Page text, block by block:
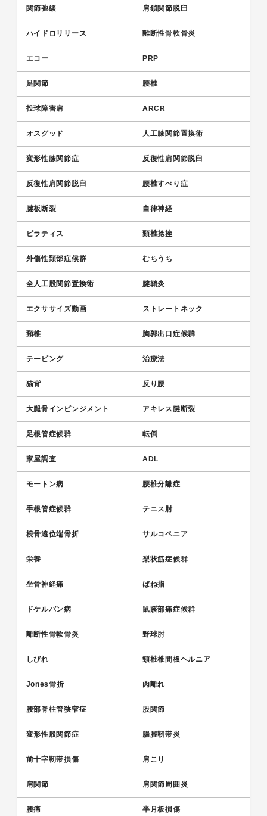
関節弛緩 肩鎖関節脱臼
ハイドロリリース 離断性骨軟骨炎
エコー PRP
足関節 腰椎
投球障害肩 ARCR
オスグッド 人工膝関節置換術
変形性膝関節症 反復性肩関節脱臼
反復性肩関節脱臼 腰椎すべり症
腱板断裂 自律神経
ピラティス 頸椎捻挫
外傷性頚部症候群 むちうち
全人工股関節置換術 腱鞘炎
エクササイズ動画 ストレートネック
頸椎 胸郭出口症候群
テーピング 治療法
猫背 反り腰
大腿骨インピンジメント アキレス腱断裂
足根管症候群 転倒
家屋調査 ADL
モートン病 腰椎分離症
手根管症候群 テニス肘
橈骨遠位端骨折 サルコペニア
栄養 梨状筋症候群
坐骨神経痛 ばね指
ドケルバン病 鼠蹊部痛症候群
離断性骨軟骨炎 野球肘
しびれ 頸椎椎間板ヘルニア
Jones骨折 肉離れ
腰部脊柱管狭窄症 股関節
変形性股関節症 腸脛靭帯炎
前十字靭帯損傷 肩こり
肩関節 肩関節周囲炎
腰痛 半月板損傷